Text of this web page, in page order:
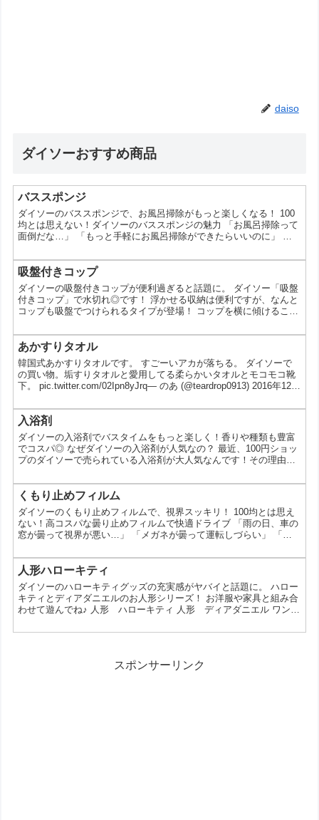
daiso
ダイソーおすすめ商品
バススポンジ
ダイソーのバススポンジで、お風呂掃除がもっと楽しくなる！ 100
均とは思えない！ダイソーのバススポンジの魅力 「お風呂掃除って
面倒だな…」 「もっと手軽にお風呂掃除ができたらいいのに」 そ
ススポンジがたくさんあるんです。今回は、ダイソーのバススポン
ジについて、その魅力や選び方、使い方などを詳しくご紹介しま
す。 なぜダイソーのバススポンジが人気なの？ お財布に優しい 100
円という価格なので、気軽に購入できます。 デザ...
吸盤付きコップ
ダイソーの吸盤付きコップが便利過ぎると話題に。 ダイソー「吸盤
付きコップ」で水切れ◎です！ 浮かせる収納は便利ですが、なんと
コップも吸盤でつけられるタイプが登場！ コップを横に傾けること
あかすりタオル
韓国式あかすりタオルです。 すごーいアカが落ちる。 ダイソーで
の買い物。垢すりタオルと愛用してる柔らかいタオルとモコモコ靴
下。 pic.twitter.com/02Ipn8yJrq— のあ (@teardrop0913) 2016年12月
ーの垢すりタオルで全身くまなく擦りまくって、ロクシタンのシュ
ガースクラブで念入りにマッサージして、風呂上がりにクナイプビ
オオイルを塗りたくったら次の日ふわっふわのツルウヤボディに...
入浴剤
ダイソーの入浴剤でバスタイムをもっと楽しく！香りや種類も豊富
でコスパ◎ なぜダイソーの入浴剤が人気なの？ 最近、100円ショッ
プのダイソーで売られている入浴剤が大人気なんです！その理由
手軽な価格で、様々な香りや効果が楽しめる入浴剤がたくさん揃っ
ています。 ダイソーの入浴剤の魅力って？ ダイソーの入浴剤の魅
力は、なんといってもその手軽さと楽しさです。 手軽に楽しめるア
ロマテラピー: 好きな香りの入浴剤を選んで、手軽にア...
くもり止めフィルム
ダイソーのくもり止めフィルムで、視界スッキリ！ 100均とは思え
ない！高コスパな曇り止めフィルムで快適ドライブ 「雨の日、車の
窓が曇って視界が悪い…」 「メガネが曇って運転しづらい」 「曇
悩みをお持ちのあなたへ朗報です！100円ショップのダイソーに
は、そんなお悩みを解決してくれる、とっても便利な曇り止めフィ
ルムがあるんです。今回は、ダイソーの曇り止めフィルムについ
て、その魅力や使い方などを詳しくご紹介します。 なぜ...
人形ハローキティ
ダイソーのハローキティグッズの充実感がヤバイと話題に。 ハロー
キティとディアダニエルのお人形シリーズ！ お洋服や家具と組み合
わせて遊んでね♪ 人形 ハローキティ 人形 ディアダニエル ワンピ
100円（税抜） この投稿をInstagramで見る ハローキティとディア
スポンサーリンク